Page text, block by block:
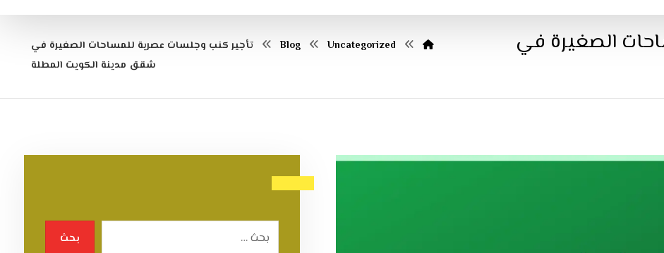
الصغيرة في
Blog Uncategorized
تأجير كنب وجلسات عصرية للمساحات الصغيرة في
شقق مدينة الكويت المطلة
بحث